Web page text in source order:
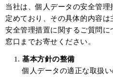
当社は、個人データの安全管
定めており、その具体的内容は
安全管理措置に関するご質問
窓口までお寄せください。
基本方針の整備
個人データの適正な取扱